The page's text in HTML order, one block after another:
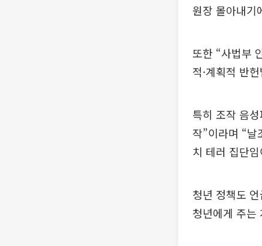
원장 몰아내기
또한 “사법부
적·계획적 반
특히 조작 음
작”이라며 “
치 테러 집단
청년 정책도
청년에게 주는